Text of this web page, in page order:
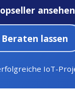
ansehen
Beraten lassen
IoT-